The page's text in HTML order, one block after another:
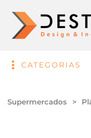
CATEGORIAS
Supermercados